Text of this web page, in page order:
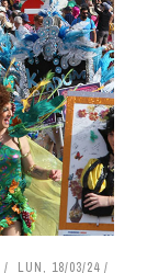
LUN, 18/03/24